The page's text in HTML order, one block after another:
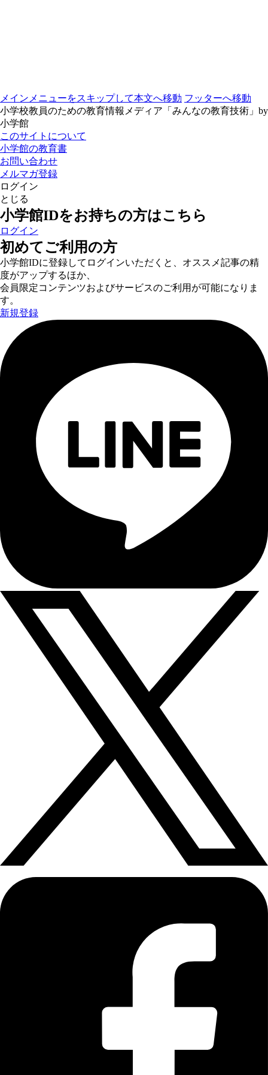
メインメニューをスキップして本文へ移動 フッターへ移動
小学校教員のための教育情報メディア「みんなの教育技術」by
小学館
このサイトについて
小学館の教育書
お問い合わせ
メルマガ登録
ログイン
とじる
小学館IDをお持ちの方はこちら
ログイン
初めてご利用の方
小学館IDに登録してログインいただくと、オススメ記事の精
度がアップするほか、
会員限定コンテンツおよびサービスのご利用が可能になりま
す。
新規登録